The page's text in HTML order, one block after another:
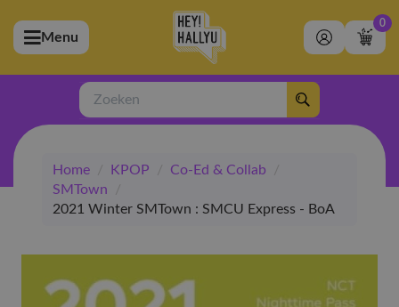
(Artiesten)
(Merchandise)
(Exclusive)
(Winkel)
Menu
0
Zoeken
Home / KPOP / Co-Ed & Collab
/
SMTown
/
2021 Winter SMTown : SMCU Express - BoA